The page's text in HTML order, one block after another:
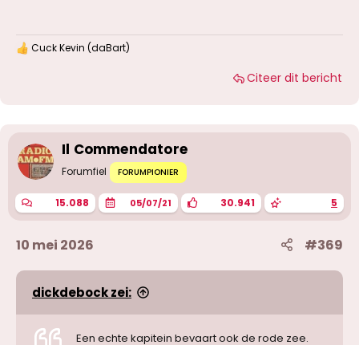
W
n
g
n
:
Cuck Kevin (daBart)
Citeer dit bericht
Il Commendatore
Forumfiel FORUMPIONIER
15.088 05/07/21 30.941 5
10 mei 2026 #369
dickdebock zei:
Een echte kapitein bevaart ook de rode zee.